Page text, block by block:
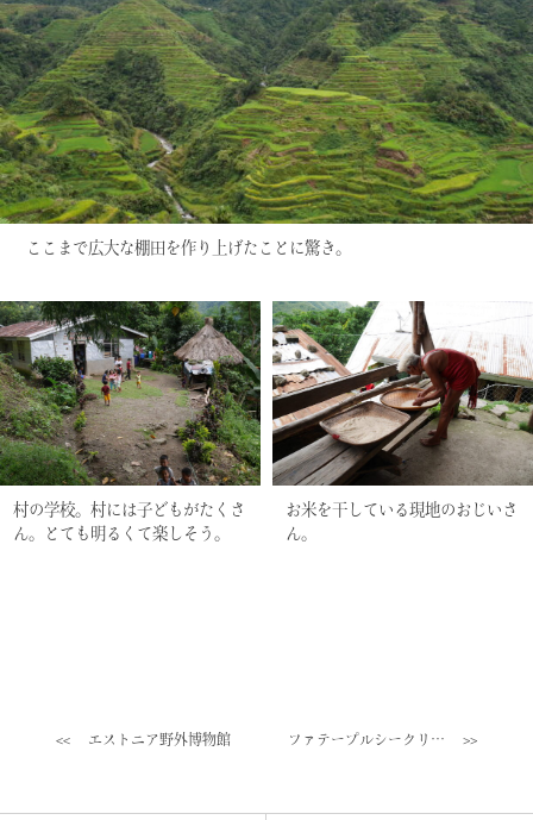
ここまで広大な棚田を作り上げたことに驚き。
村の学校。村には子どもがたくさ
ん。とても明るくて楽しそう。
お米を干している現地のおじいさ
ん。
エストニア野外博物館 ファテープルシークリ…